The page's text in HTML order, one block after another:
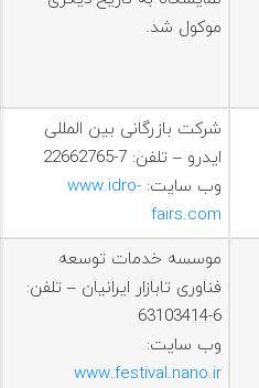
موکول شد.
شرکت بازرگانی بین المللی
ایدرو – تلفن: 7-22662765
وب سایت: www.idro-
fairs.com
موسسه خدمات توسعه
فناوری تابازار ایرانیان – تلفن:
6-63103414
وب سایت:
www.festival.nano.ir